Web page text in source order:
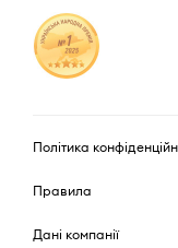
Політика
Правила
Дані компанії